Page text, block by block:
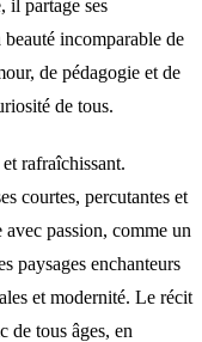
il partage ses
beauté incomparable de
de pédagogie et de
de tous.
rafraîchissant.
courtes, percutantes et
passion, comme un
paysages enchanteurs
et modernité. Le récit
de tous âges, en